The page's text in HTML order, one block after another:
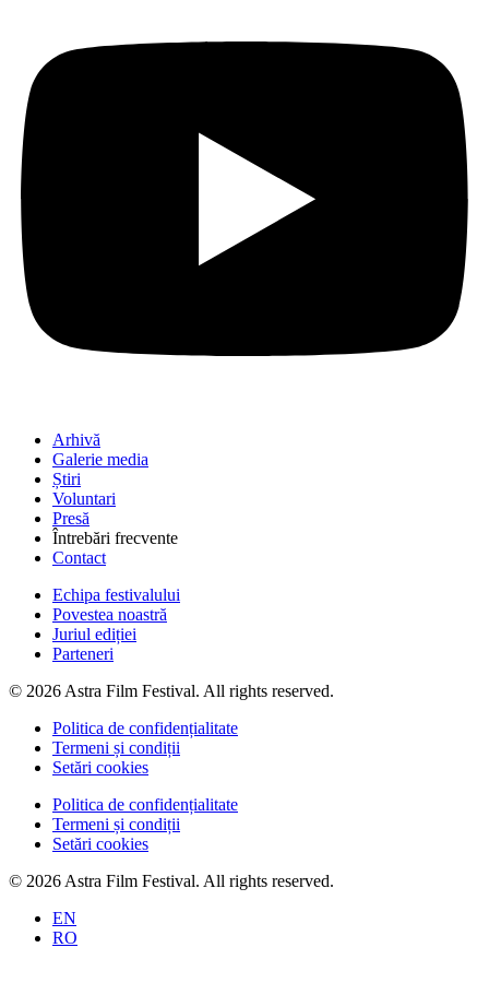
Arhivă
Galerie media
Știri
Voluntari
Presă
Întrebări frecvente
Contact
Echipa festivalului
Povestea noastră
Juriul ediției
Parteneri
© 2026 Astra Film Festival. All rights reserved.
Politica de confidențialitate
Termeni și condiții
Setări cookies
Politica de confidențialitate
Termeni și condiții
Setări cookies
© 2026 Astra Film Festival. All rights reserved.
EN
RO